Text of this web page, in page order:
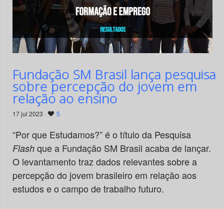
Fundação SM Brasil lança pesquisa
sobre percepção do jovem em
relação ao ensino
17 jul 2023 · 5
“Por que Estudamos?” é o título da Pesquisa
Flashque a Fundação SM Brasil acaba de lançar.
O levantamento traz dados relevantes sobre a
percepção do jovem brasileiro em relação aos
estudos e o campo de trabalho futuro.